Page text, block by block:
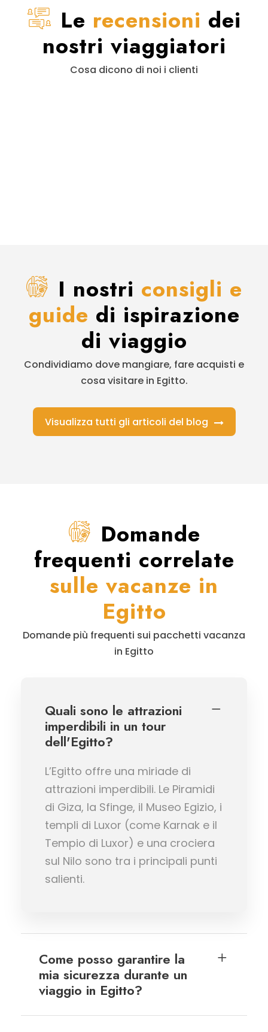
Le recensioni dei
nostri viaggiatori
Cosa dicono di noi i clienti
I nostri consigli e
guide di ispirazione
di viaggio
Condividiamo dove mangiare, fare acquisti e
cosa visitare in Egitto.
Visualizza tutti gli articoli del blog
Domande
frequenti correlate
sulle vacanze in
Egitto
Domande più frequenti sui pacchetti vacanza
in Egitto
Quali sono le attrazioni
imperdibili in un tour
dell'Egitto?
L’Egitto offre una miriade di
attrazioni imperdibili. Le Piramidi
di Giza, la Sfinge, il Museo Egizio, i
templi di Luxor (come Karnak e il
Tempio di Luxor) e una crociera
sul Nilo sono tra i principali punti
salienti.
Come posso garantire la
mia sicurezza durante un
viaggio in Egitto?